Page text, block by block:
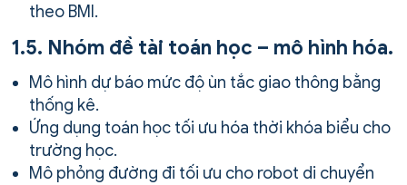
theo BMI.
1.5. Nhóm đề tài toán học – mô hình hóa.
Mô hình dự báo mức độ ùn tắc giao thông bằng
thống kê.
Ứng dụng toán học tối ưu hóa thời khóa biểu cho
trường học.
Mô phỏng đường đi tối ưu cho robot di chuyển